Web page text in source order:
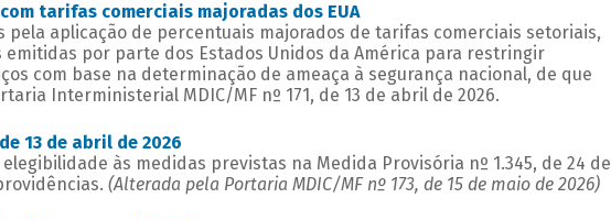
tarifas comerciais majoradas dos EUA
pela aplicação de percentuais majorados de tarifas comerciais setoriais,
emitidas por parte dos Estados Unidos da América para restringir
com base na determinação de ameaça à segurança nacional, de que
Interministerial MDIC/MF nº 171, de 13 de abril de 2026.
13 de abril de 2026
às medidas previstas na Medida Provisória nº 1.345, de 24 de
(Alterada pela Portaria MDIC/MF nº 173, de 15 de maio de 2026)